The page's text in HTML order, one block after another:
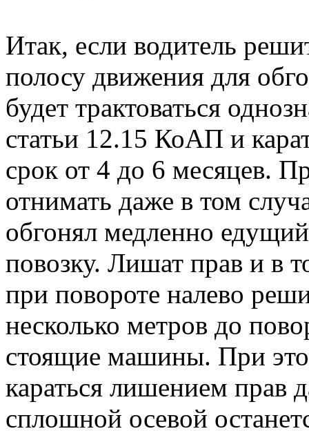
Итак, если водитель
полосу движения для
будет трактоваться
статьи 12.15 КоАП и
срок от 4 до 6 месяцев.
отнимать даже в том
обгонял медленно
повозку. Лишат прав и в
при повороте налево
несколько метров до
стоящие машины. При
караться лишением прав
сплошной осевой